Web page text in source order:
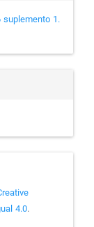
suplemento 1.
4.0.